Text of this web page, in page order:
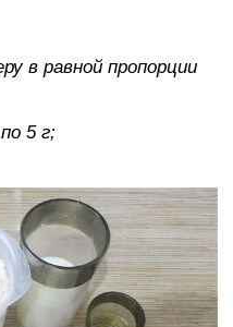
в равной пропорции
5 г;